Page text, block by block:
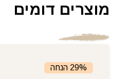
מוצרים דומים
29% הנחה